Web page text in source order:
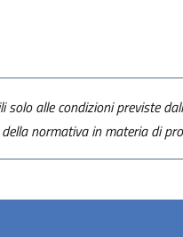
alle condizioni previste
normativa in materia di